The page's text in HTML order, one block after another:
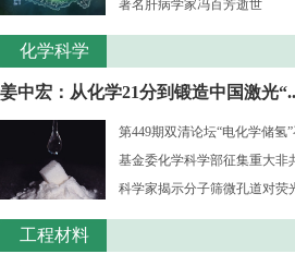
著名肝病学家冯百芳逝世
化学科学
姜中宏：从化学21分到锻造中国激光
第449期双清论坛“电化学储氢
基金委化学科学部征集重大非
科学家揭示分子筛微孔道对荧
工程材料